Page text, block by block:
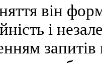
він
і